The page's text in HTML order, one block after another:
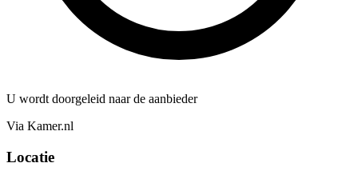
U wordt doorgeleid naar de aanbieder
Via Kamer.nl
Locatie